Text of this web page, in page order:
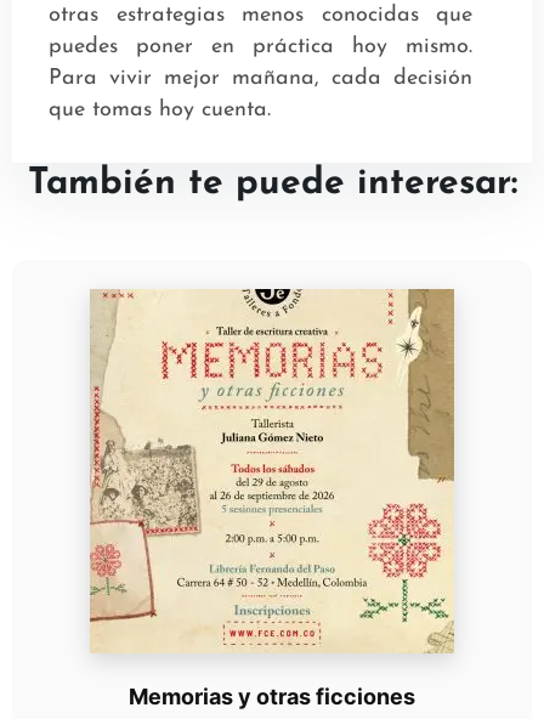
otras estrategias menos conocidas que
puedes poner en práctica hoy mismo.
Para vivir mejor mañana, cada decisión
que tomas hoy cuenta.
También te puede interesar:
Memorias y otras ficciones